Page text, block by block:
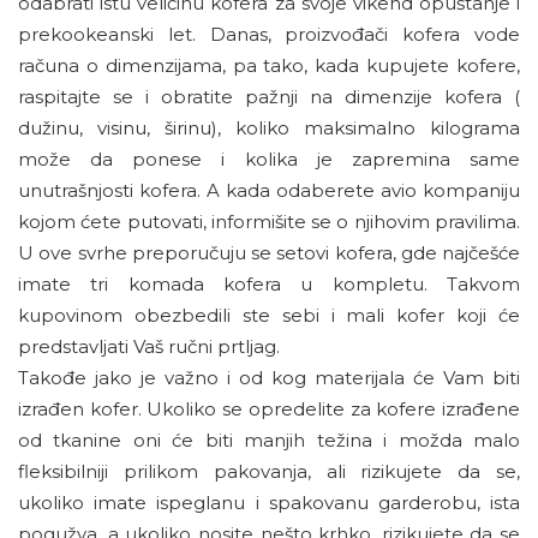
prekookeanski let. Danas, proizvođači kofera vode
računa o dimenzijama, pa tako, kada kupujete kofere,
raspitajte se i obratite pažnji na dimenzije kofera (
dužinu, visinu, širinu), koliko maksimalno kilograma
može da ponese i kolika je zapremina same
unutrašnjosti kofera. A kada odaberete avio kompaniju
kojom ćete putovati, informišite se o njihovim pravilima.
U ove svrhe preporučuju se setovi kofera, gde najčešće
imate tri komada kofera u kompletu. Takvom
kupovinom obezbedili ste sebi i mali kofer koji će
predstavljati Vaš ručni prtljag.
Takođe jako je važno i od kog materijala će Vam biti
izrađen kofer. Ukoliko se opredelite za kofere izrađene
od tkanine oni će biti manjih težina i možda malo
fleksibilniji prilikom pakovanja, ali rizikujete da se,
ukoliko imate ispeglanu i spakovanu garderobu, ista
pogužva, a ukoliko nosite nešto krhko, rizikujete da se